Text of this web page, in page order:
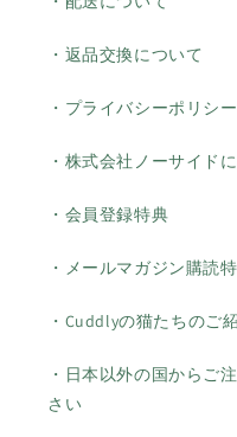
・返品交換について
・プライバシーポリシー
・株式会社ノーサイド
・会員登録特典
・メールマガジン購読
・Cuddlyの猫たちのご
・日本以外の国からご
さい